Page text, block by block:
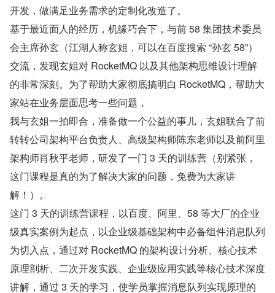
开发，做满足业务需求的定制化改造了。
基于最近面人的经历，机缘巧合下，与前 58 集团技术委员
会主席孙玄（江湖人称玄姐，可以在百度搜索 “孙玄 58”）
交流，发现玄姐对 RocketMQ 以及其他架构思维设计理解
的非常深刻。为了帮助大家彻底搞明白 RocketMQ，帮助大
家站在业务层面思考一些问题，
我与玄姐一拍即合，准备做一个公益的事儿，玄姐联合了前
转转公司架构平台负责人、高级架构师陈东老师以及前阿里
架构师肖秋平老师，研发了一门 3 天的训练营（别紧张，
这门课程是真的为了解决大家的问题，免费为大家讲
解！）。
这门 3 天的训练营课程，以百度、阿里、58 等大厂的企业
级真实案例为起点，以企业级基础架构中必备组件消息队列
为切入点，通过对 RocketMQ 的架构设计分析、核心技术
原理剖析、二次开发实践、企业级应用实践等核心技术深度
讲解，通过 3 天的学习，使学员掌握消息队列实现原理的